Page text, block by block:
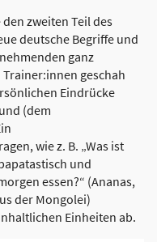
zweiten Teil des
deutsche Begriffe und
ganz
geschah
Eindrücke
(dem
wie z. B. „Was ist
und
essen?“ (Ananas,
der Mongolei)
Einheiten ab.